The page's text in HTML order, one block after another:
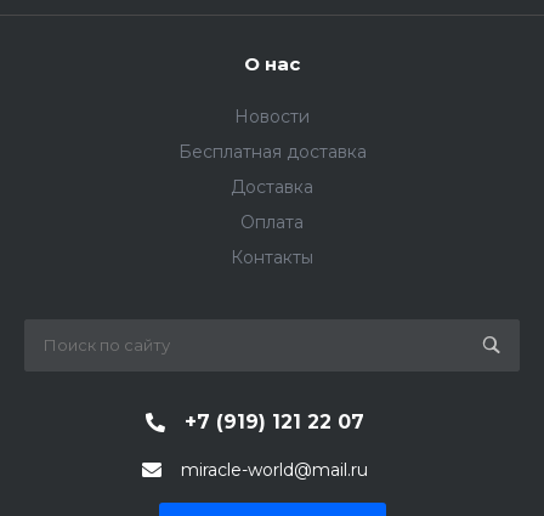
О нас
Новости
Бесплатная доставка
Доставка
Оплата
Контакты
+7 (919) 121 22 07
miracle-world@mail.ru